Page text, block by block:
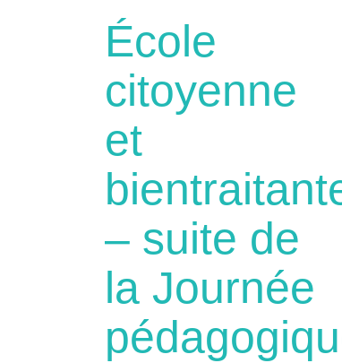
École
citoyenne
et
– suite de
la Journée